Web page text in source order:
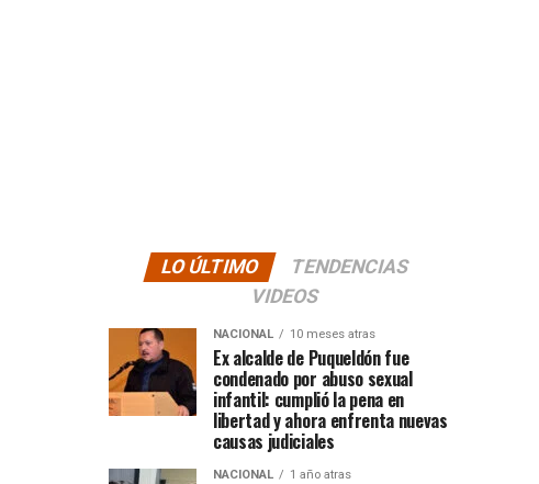
LO ÚLTIMO
TENDENCIAS
VIDEOS
NACIONAL 10 meses atras
Ex alcalde de Puqueldón fue
condenado por abuso sexual
infantil: cumplió la pena en
libertad y ahora enfrenta nuevas
causas judiciales
NACIONAL 1 año atras